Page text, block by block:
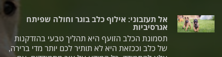
אל תעזבוני: אילוף כלב בוגר וחולה שפיתח
אגרסיביות
תסמונת הכלב הזועף היא תהליך טבעי בהזדקנות
של כלב וככזאת היא לא תותיר לכם יותר מדי ברירה,